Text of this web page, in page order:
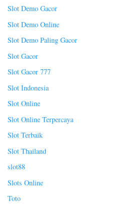
Slot Demo Gacor
Slot Demo Online
Slot Demo Paling Gacor
Slot Gacor
Slot Gacor 777
Slot Indonesia
Slot Online
Slot Online Terpercaya
Slot Terbaik
Slot Thailand
slot88
Slots Online
Toto